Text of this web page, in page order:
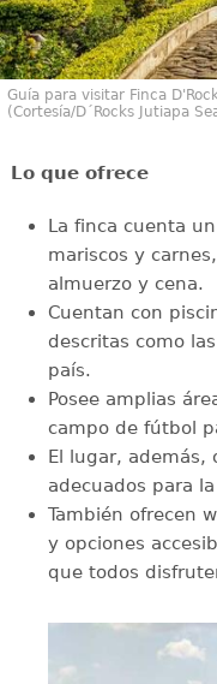
Guía para visitar Finca
(Cortesía/D´Rocks Jutiapa
Lo que ofrece
La finca cuenta
mariscos y
almuerzo y cena.
Cuentan con
descritas como
país.
Posee amplias
campo de fútbol
El lugar, además,
adecuados para
También ofrecen
y opciones
que todos